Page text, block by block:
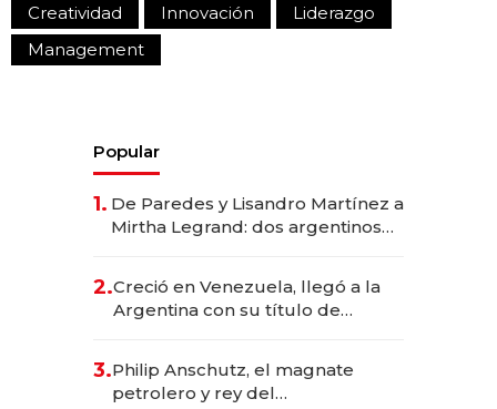
Creatividad Innovación
Liderazgo
Management
Popular
1. De Paredes y Lisandro Martínez a
Mirtha Legrand: dos argentinos
2.Creció en Venezuela, llegó a la
Argentina con su título de
las marcas "fast premium"
3.Philip Anschutz, el magnate
petrolero y rey del